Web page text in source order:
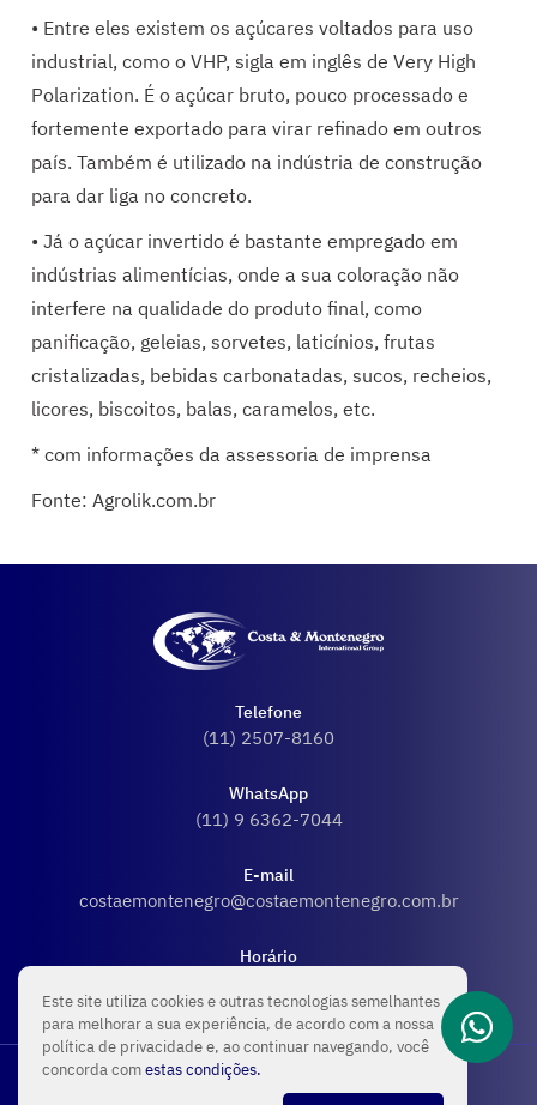
• Entre eles existem os açúcares voltados para uso
industrial, como o VHP, sigla em inglês de Very High
Polarization. É o açúcar bruto, pouco processado e
fortemente exportado para virar refinado em outros
país. Também é utilizado na indústria de construção
para dar liga no concreto.
• Já o açúcar invertido é bastante empregado em
indústrias alimentícias, onde a sua coloração não
interfere na qualidade do produto final, como
panificação, geleias, sorvetes, laticínios, frutas
cristalizadas, bebidas carbonatadas, sucos, recheios,
licores, biscoitos, balas, caramelos, etc.
* com informações da assessoria de imprensa
Fonte: Agrolik.com.br
Telefone
(11) 2507-8160
WhatsApp
(11) 9 6362-7044
E-mail
costaemontenegro@costaemontenegro.com.br
Horário
Conteúdos extras
Este site utiliza cookies e outras tecnologias semelhantes
para melhorar a sua experiência, de acordo com a nossa
política de privacidade e, ao continuar navegando, você
concorda comestas condições.